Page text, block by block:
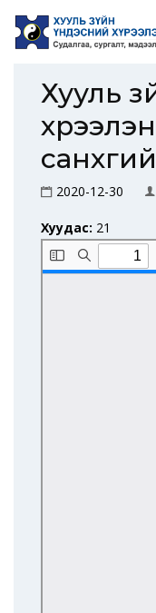
Хууль
2020-12-30
Хуудас: 21